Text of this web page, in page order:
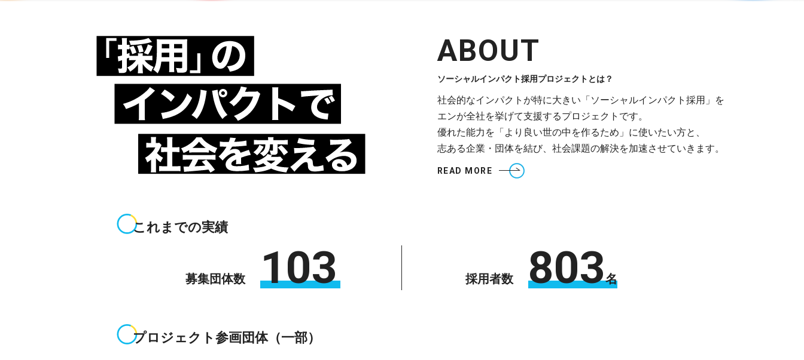
ABOUT
ソーシャルインパクト採用プロジェクトとは？
社会的なインパクトが特に大きい「ソーシャルインパクト採用」を
エンが全社を挙げて支援するプロジェクトです。
優れた能力を「より良い世の中を作るため」に使いたい方と、
志ある企業・団体を結び、社会課題の解決を加速させていきます。
READ MORE
これまでの実績
募集団体数 103 採用者数 803名
プロジェクト参画団体（一部）